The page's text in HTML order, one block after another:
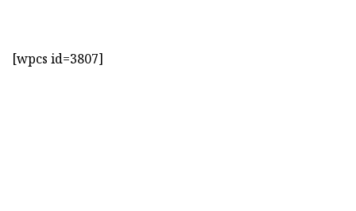
[wpcs id=3807]